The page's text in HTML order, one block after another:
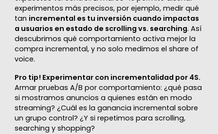
experimentos más precisos, por ejemplo, medir qué
tan incremental es tu inversión cuando impactas
a usuarios en estado de scrolling vs. searching. Así
descubrimos qué comportamiento activa mejor la
compra incremental, y no solo medimos el share of
voice.
Pro tip! Experimentar con incrementalidad por 4S.
Armar pruebas A/B por comportamiento: ¿qué pasa
si mostramos anuncios a quienes están en modo
streaming? ¿Cuál es la ganancia incremental sobre
un grupo control? ¿Y si repetimos para scrolling,
searching y shopping?